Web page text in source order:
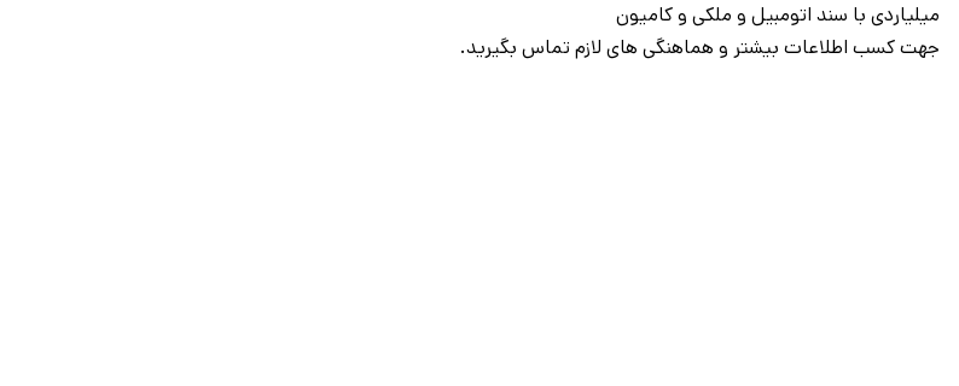
میلیاردی با سند اتومبیل و ملکی و کامیون
جهت کسب اطلاعات بیشتر و هماهنگی های لازم تماس بگیرید.